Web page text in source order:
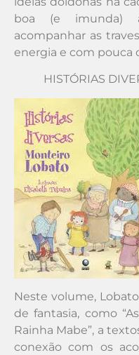
boa (e imunda)
acompanhar as
energia e com pouca
HISTÓRIAS
Neste volume,
de fantasia, como
Rainha Mabe”, a
conexão com os